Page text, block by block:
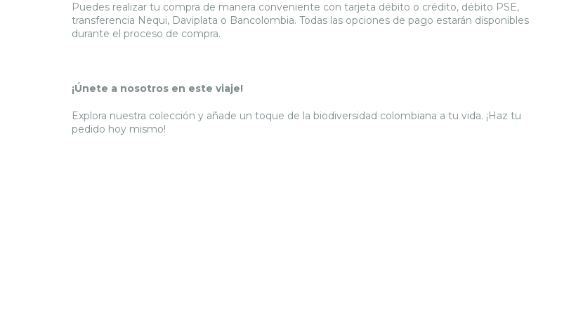
Puedes realizar tu compra de manera conveniente con tarjeta débito o crédito, débito PSE,
transferencia Nequi, Daviplata o Bancolombia. Todas las opciones de pago estarán disponibles
durante el proceso de compra.
¡Únete a nosotros en este viaje!
Explora nuestra colección y añade un toque de la biodiversidad colombiana a tu vida. ¡Haz tu
pedido hoy mismo!